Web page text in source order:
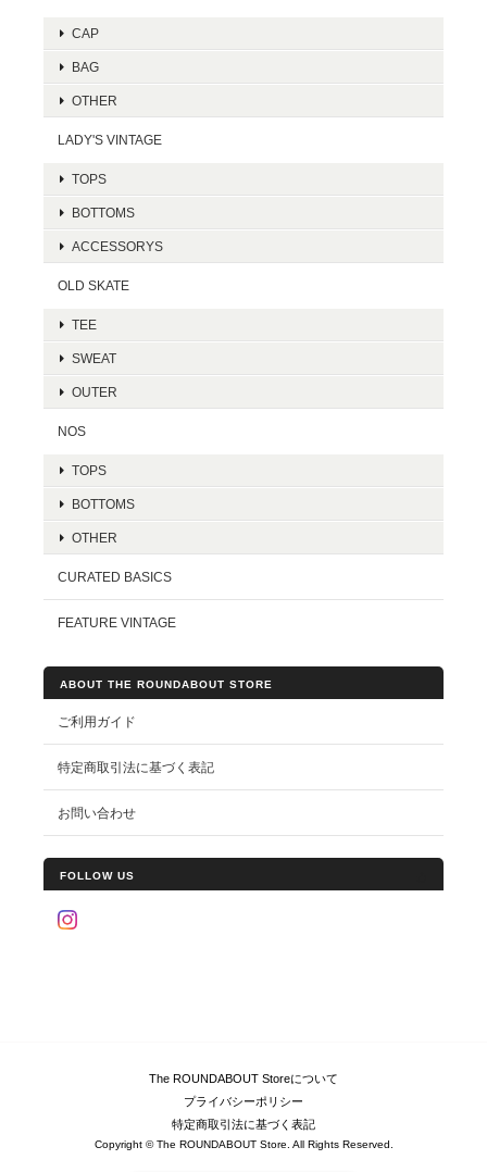
CAP
BAG
OTHER
LADY'S VINTAGE
TOPS
BOTTOMS
ACCESSORYS
OLD SKATE
TEE
SWEAT
OUTER
NOS
TOPS
BOTTOMS
OTHER
CURATED BASICS
FEATURE VINTAGE
ABOUT THE ROUNDABOUT STORE
ご利用ガイド
特定商取引法に基づく表記
お問い合わせ
FOLLOW US
The ROUNDABOUT Storeについて
プライバシーポリシー
特定商取引法に基づく表記
Copyright © The ROUNDABOUT Store. All Rights Reserved.